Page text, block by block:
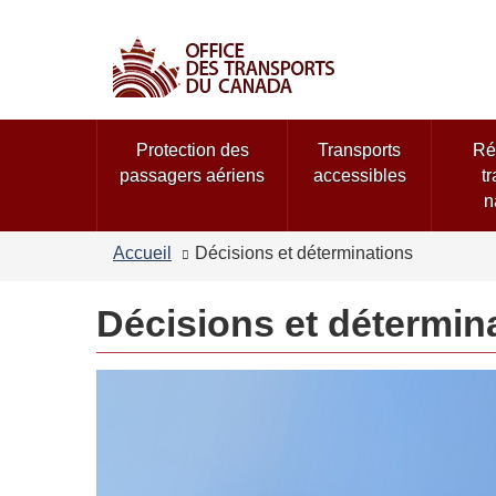
Sélection
de
la
langue
Menu
des
sujets
Protection des
passagers aériens
Transports
accessibles
Accueil Décisions et déterminations
Décisions et